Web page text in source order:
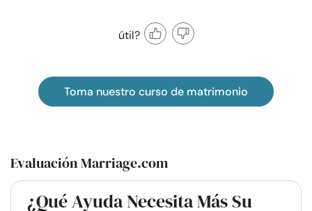
útil?
Toma nuestro curso de matrimonio
Evaluación Marriage.com
¿Qué Ayuda Necesita Más Su